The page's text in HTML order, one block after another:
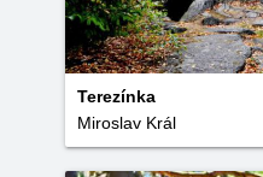
Terezínka
Miroslav Král